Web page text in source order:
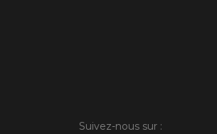
Suivez-nous sur :